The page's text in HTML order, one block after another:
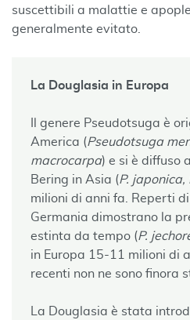
suscettibili a malattie e
generalmente evitato.
La Douglasia in Europa
Il genere Pseudotsuga è
America (Pseudotsuga
macrocarpa) e si è diffuso
Bering in Asia (P. japonica,
milioni di anni fa. Reperti
Germania dimostrano la
estinta da tempo (P.
in Europa 15-11 milioni di
recenti non ne sono finora
La Douglasia è stata